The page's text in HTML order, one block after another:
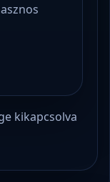
kikapcsolva